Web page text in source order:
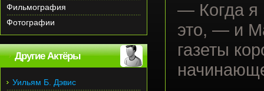
— Когда я
это, — и
газеты
Фильмография
Фотографии
Другие Актёры
Уильям Б. Дэвис